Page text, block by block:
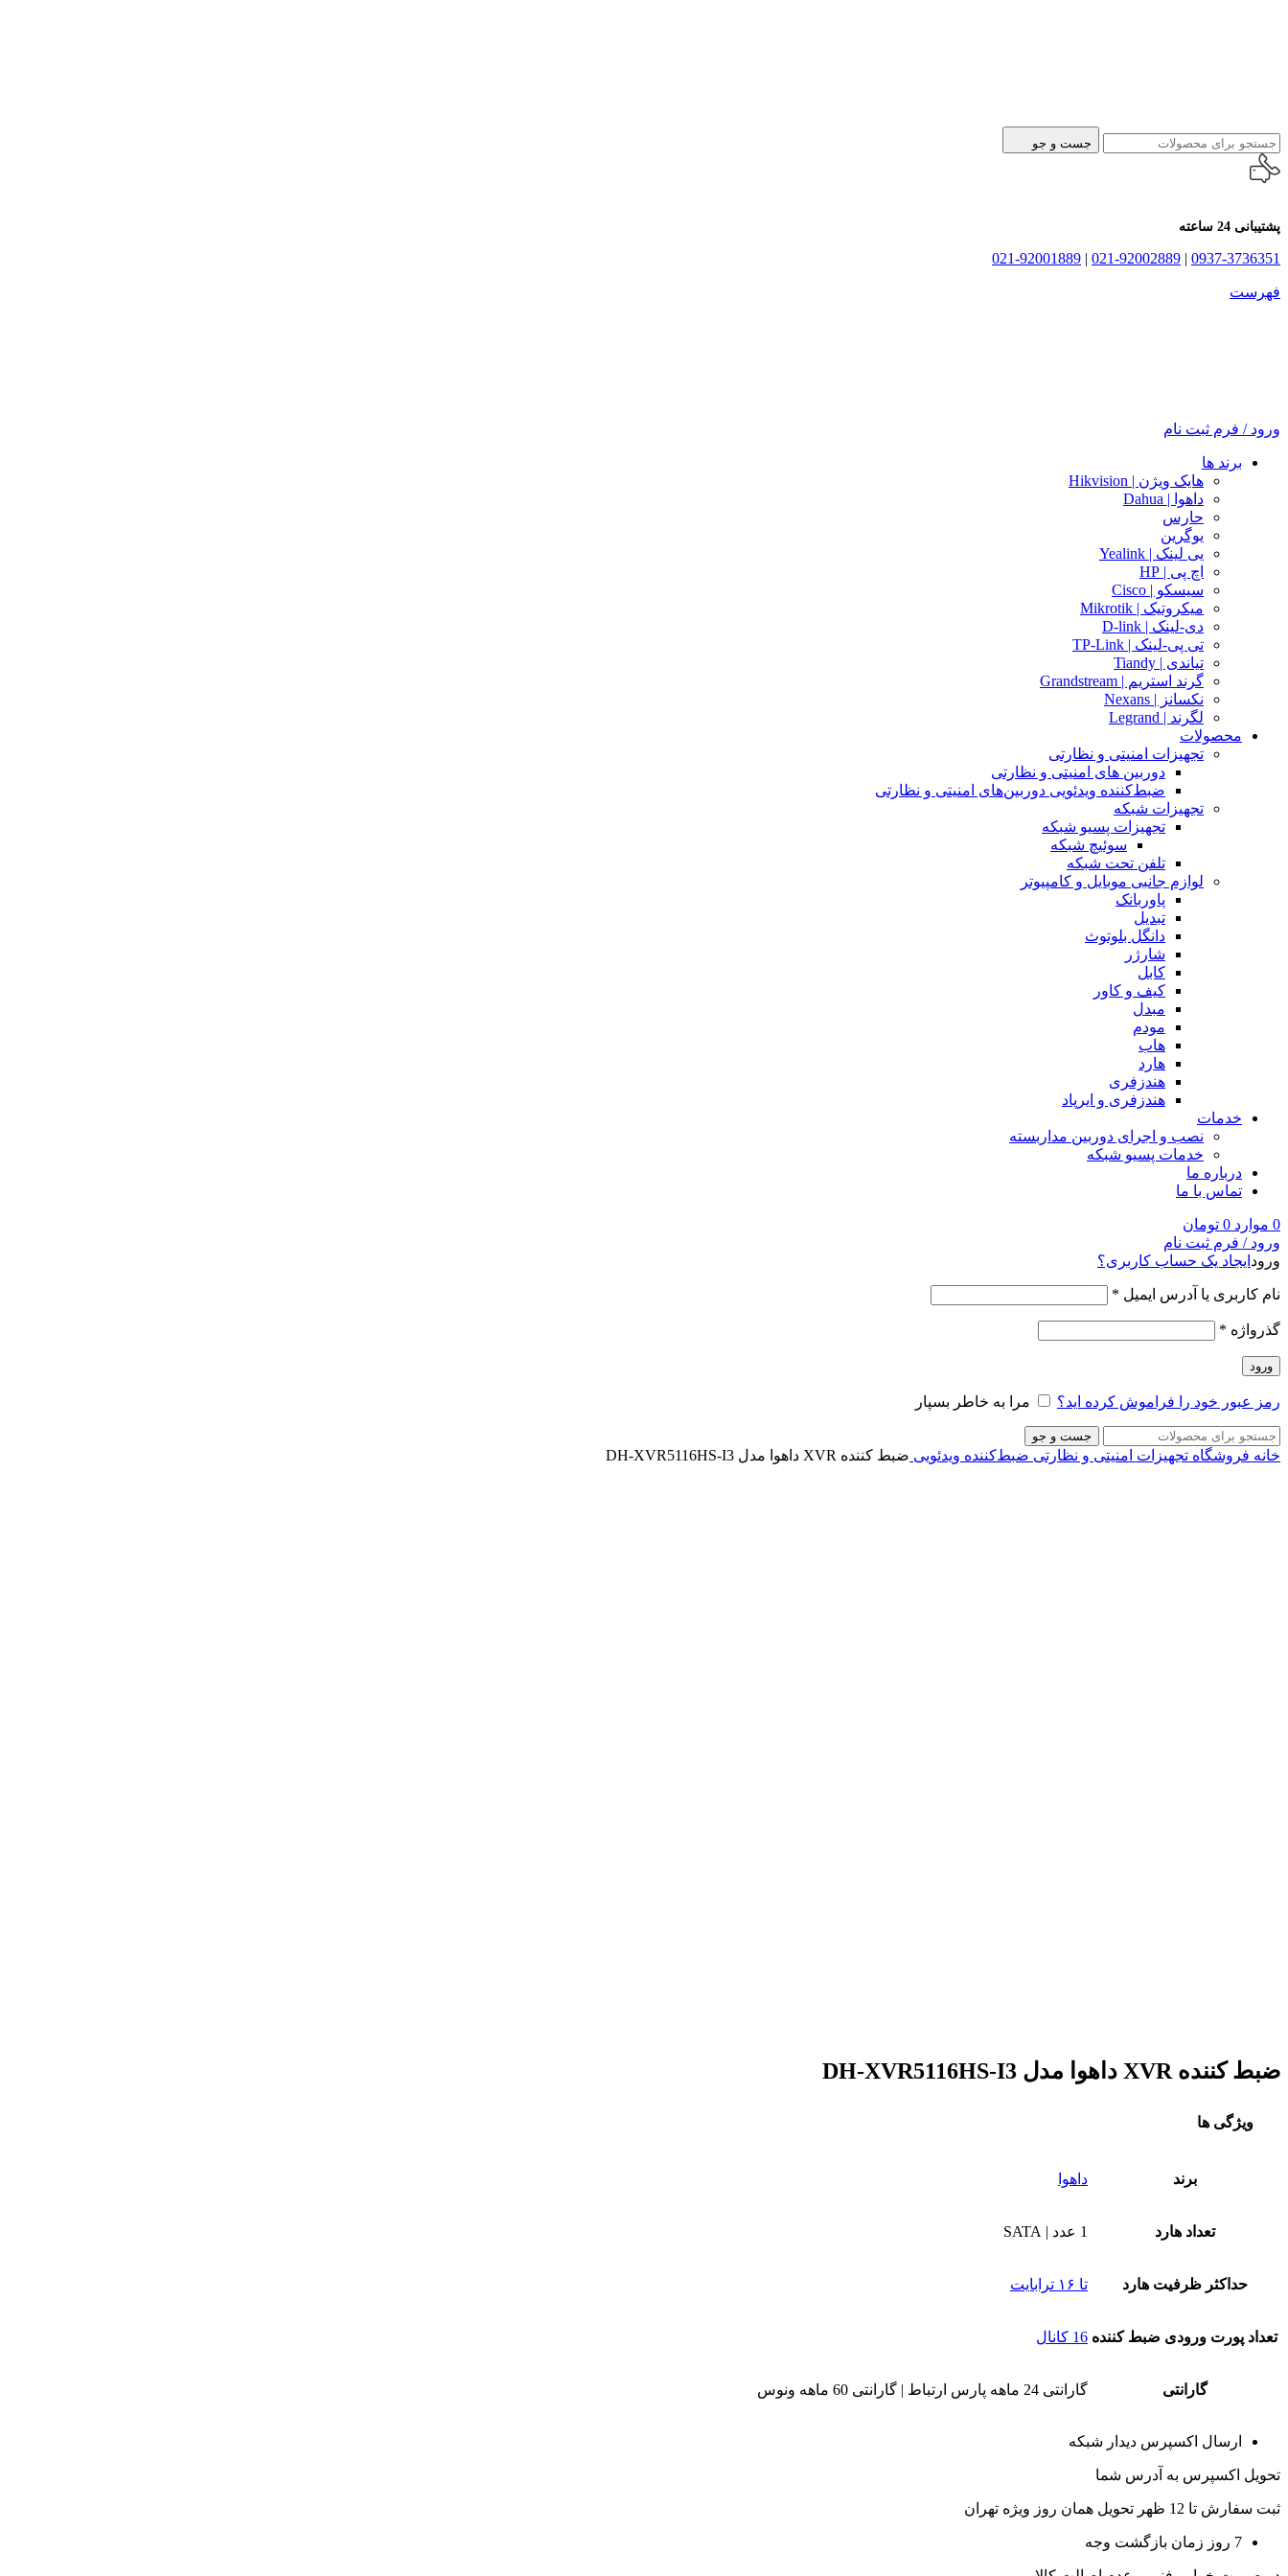
جست و جو
پشتیبانی 24 ساعته
0937-3736351
|
021-92002889
|
021-92001889
فهرست
ورود / فرم ثبت نام
برند ها
هایک ویژن | Hikvision
داهوا | Dahua
حارس
یوگرین
یی لینک | Yealink
اچ پی | HP
سیسکو | Cisco
میکروتیک | Mikrotik
دی-لینک | D-link
تی پی-لینک | TP-Link
تیاندی | Tiandy
گرند استریم | Grandstream
نکسانز | Nexans
لگرند | Legrand
محصولات
تجهیزات امنیتی و نظارتی
دوربین های امنیتی و نظارتی
ضبط‌کننده ویدئویی دوربین‌های امنیتی و نظارتی
تجهیزات شبکه
تجهیزات پسیو شبکه
سوئیچ‌ شبکه
تلفن تحت شبکه
لوازم جانبی موبایل و کامپیوتر
پاوربانک
تبدیل
دانگل بلوتوث
شارژر
کابل
کیف و کاور
مبدل
مودم
هاب
هارد
هندزفری
هندزفری و ایرپاد
خدمات
نصب و اجرای دوربین مداربسته
خدمات پسیو شبکه
درباره ما
تماس با ما
0 موارد 0 تومان
ورود / فرم ثبت نام
ورود ایجاد یک حساب کاربری؟
نام کاربری یا آدرس ایمیل *
گذرواژه *
ورود
رمز عبور خود را فراموش کرده اید؟ مرا به خاطر بسپار
جست و جو
خانه فروشگاه تجهیزات امنیتی و نظارتی ضبط‌کننده ویدئویی ضبط کننده XVR داهوا مدل DH-XVR5116HS-I3
ضبط کننده XVR داهوا مدل DH-XVR5116HS-I3
ویژگی ها
برند داهوا
تعداد هارد 1 عدد | SATA
حداکثر ظرفیت هارد تا ۱۶ ترابایت
تعداد پورت ورودی ضبط کننده 16 کانال
گارانتی گارانتی 24 ماهه پارس ارتباط | گارانتی 60 ماهه ونوس
ارسال اکسپرس دیدار شبکه
تحویل اکسپرس به آدرس شما
ثبت سفارش تا 12 ظهر تحویل همان روز ویژه تهران
7 روز زمان بازگشت وجه